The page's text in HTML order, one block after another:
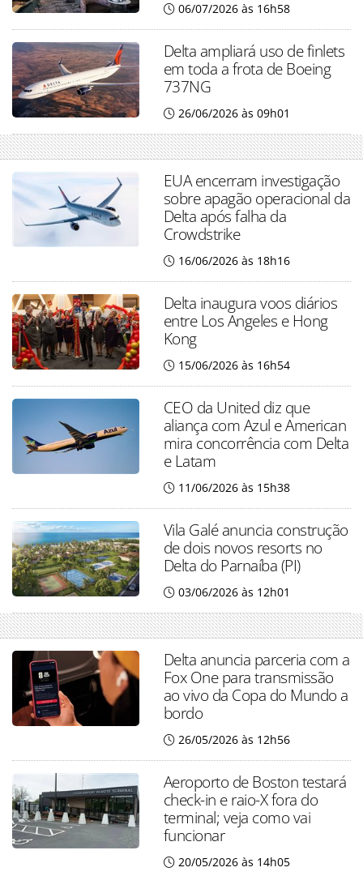
06/07/2026 às 16h58
Delta ampliará uso de finlets
em toda a frota de Boeing
737NG
26/06/2026 às 09h01
EUA encerram investigação
sobre apagão operacional da
Delta após falha da
Crowdstrike
16/06/2026 às 18h16
Delta inaugura voos diários
entre Los Angeles e Hong
Kong
15/06/2026 às 16h54
CEO da United diz que
aliança com Azul e American
mira concorrência com Delta
e Latam
11/06/2026 às 15h38
Vila Galé anuncia construção
de dois novos resorts no
Delta do Parnaíba (PI)
03/06/2026 às 12h01
Delta anuncia parceria com a
Fox One para transmissão
ao vivo da Copa do Mundo a
bordo
26/05/2026 às 12h56
Aeroporto de Boston testará
check-in e raio-X fora do
terminal; veja como vai
funcionar
20/05/2026 às 14h05